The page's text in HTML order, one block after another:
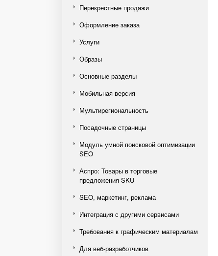
Перекрестные продажи
Оформление заказа
Услуги
Образы
Основные разделы
Мобильная версия
Мультирегиональность
Посадочные страницы
Модуль умной поисковой оптимизации
SEO
Аспро: Товары в торговые
предложения SKU
SEO, маркетинг, реклама
Интеграция с другими сервисами
Требования к графическим материалам
Для веб-разработчиков